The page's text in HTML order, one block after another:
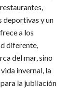
deportivas y un
a los
diferente,
del mar, sino
invernal, la
la jubilación